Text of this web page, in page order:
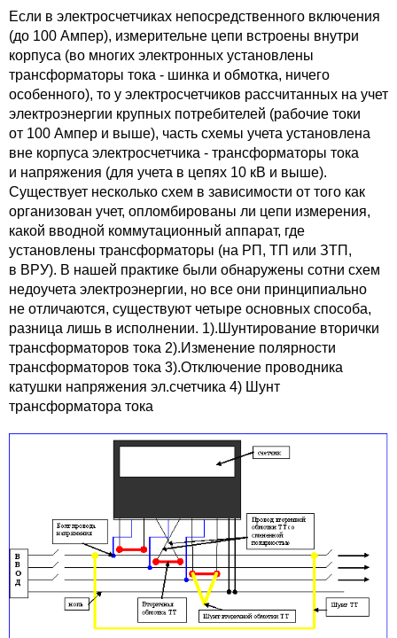
Если в электросчетчиках непосредственного включения
(до 100 Ампер), измерительне цепи встроены внутри
корпуса (во многих электронных установлены
трансформаторы тока - шинка и обмотка, ничего
особенного), то у электросчетчиков рассчитанных на учет
электроэнергии крупных потребителей (рабочие токи
от 100 Ампер и выше), часть схемы учета установлена
вне корпуса электросчетчика - трансформаторы тока
и напряжения (для учета в цепях 10 кВ и выше).
Существует несколько схем в зависимости от того как
организован учет, опломбированы ли цепи измерения,
какой вводной коммутационный аппарат, где
установлены трансформаторы (на РП, ТП или ЗТП,
в ВРУ). В нашей практике были обнаружены сотни схем
недоучета электроэнергии, но все они принципиально
не отличаются, существуют четыре основных способа,
разница лишь в исполнении. 1).Шунтирование вторички
трансформаторов тока 2).Изменение полярности
трансформаторов тока 3).Отключение проводника
катушки напряжения эл.счетчика 4) Шунт
трансформатора тока